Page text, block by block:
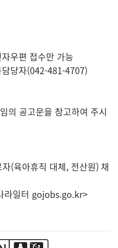
우편 접수만 가능
당자(042-481-4707)
의 공고문을 참고하여 주시
(육아휴직 대체, 전산원) 채
라일터 gojobs.go.kr>